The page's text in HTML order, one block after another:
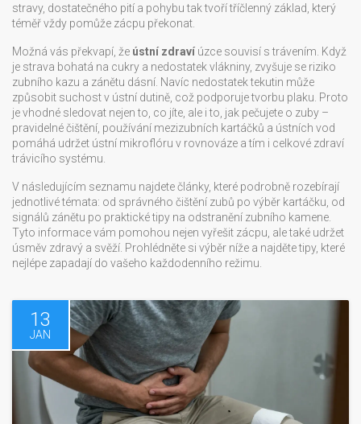
stravy, dostatečného pití a pohybu tak tvoří tříčlenný základ, který
téměř vždy pomůže zácpu překonat.
Možná vás překvapí, že ústní zdraví úzce souvisí s trávením. Když
je strava bohatá na cukry a nedostatek vlákniny, zvyšuje se riziko
zubního kazu a zánětu dásní. Navíc nedostatek tekutin může
způsobit suchost v ústní dutině, což podporuje tvorbu plaku. Proto
je vhodné sledovat nejen to, co jíte, ale i to, jak pečujete o zuby –
pravidelné čištění, používání mezizubních kartáčků a ústních vod
pomáhá udržet ústní mikroflóru v rovnováze a tím i celkové zdraví
trávicího systému.
V následujícím seznamu najdete články, které podrobně rozebírají
jednotlivé témata: od správného čištění zubů po výběr kartáčku, od
signálů zánětu po praktické tipy na odstranění zubního kamene.
Tyto informace vám pomohou nejen vyřešit zácpu, ale také udržet
úsměv zdravý a svěží. Prohlédněte si výběr níže a najděte tipy, které
nejlépe zapadají do vašeho každodenního režimu.
13
JAN